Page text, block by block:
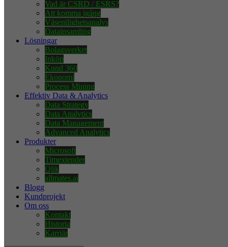
Vad är CSRD / ESRS?
Att komma igång
Väsentlighetsanalys
Datainsamling
Lösningar
Bolagsverket
Inköp
Kund 360
Ekonomi
Process Mining
Effektiv Data & Analytics
Data Strategy
Data Analytics
Data Management
Advanced Analytics
Produkter
Microsoft
Timextender
Qlik
allmates.ai
Blogg
Kundprojekt
Om oss
Kontakt
Historia
Karriär